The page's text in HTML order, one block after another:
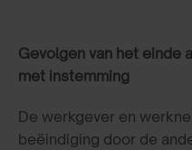
Gevolgen van het einde
met instemming
De werkgever en
beëindiging door de